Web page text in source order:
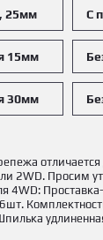
25мм С
15мм
30мм
2WD. Просим
4WD: